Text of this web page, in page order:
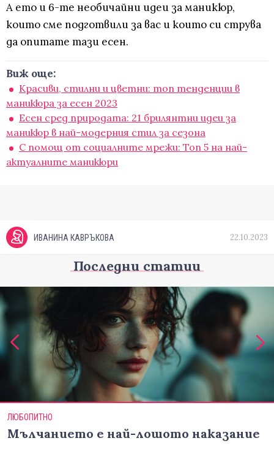
А ето и 6-те необичайни идеи за маникюр,
които сме подготвили за вас и които си струва
да опитате тази есен.
Виж още:
Красиви, стилни и цветни: топ тенденции в
маникюра за есен 2023
Есен сред природата: 21 брилянтни идеи за
маникюр в най-модерния стил за сезона
С помощ от социалните мрежи: Топ 5 на най-
актуалните маникюри
ИВАНИНА КАВРЪКОВА 22.10.2023
Последни статии
ЛЮБОПИТНО
Мълчанието е най-лошото наказание